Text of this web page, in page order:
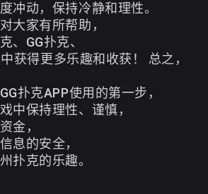
冲动，保持冷静和理性。
大家有所帮助，
、GG扑克、
获得更多乐趣和收获！ 总之，
扑克APP使用的第一步，
中保持理性、谨慎，
金，
息的安全，
扑克的乐趣。